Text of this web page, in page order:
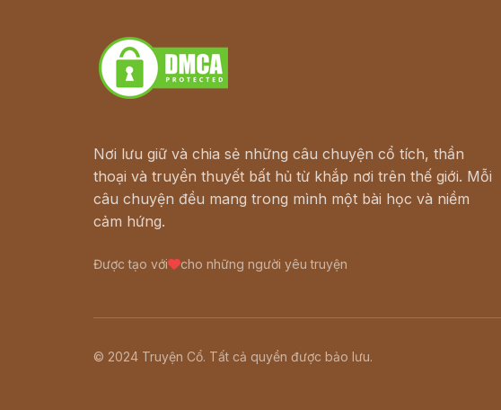
Nơi lưu giữ và chia sẻ những câu chuyện cổ tích, thần
thoại và truyền thuyết bất hủ từ khắp nơi trên thế giới. Mỗi
câu chuyện đều mang trong mình một bài học và niềm
cảm hứng.
Được tạo với cho những người yêu truyện
© 2024 Truyện Cổ. Tất cả quyền được bảo lưu.